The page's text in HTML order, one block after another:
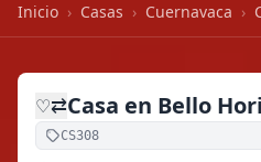
Inicio › Casas › Cuernavaca ›
♡⇄Casa en Bello
CS308